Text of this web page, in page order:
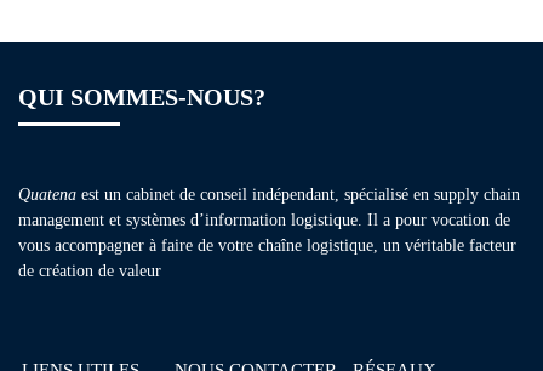
QUI SOMMES-NOUS?
Quatena est un cabinet de conseil indépendant, spécialisé en supply chain
management et systèmes d’information logistique. Il a pour vocation de
vous accompagner à faire de votre chaîne logistique, un véritable facteur
de création de valeur